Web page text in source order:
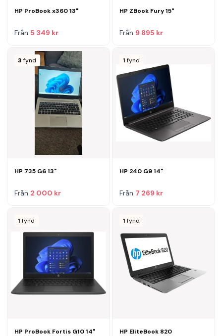
HP ProBook x360 13"
Från 5 349 kr
HP ZBook Fury 15"
Från 9 895 kr
3 fynd
HP 735 G6 13"
Från 2 000 kr
1 fynd
HP 240 G9 14"
Från 7 269 kr
1 fynd
HP ProBook Fortis G10 14"
1 fynd
HP EliteBook 820